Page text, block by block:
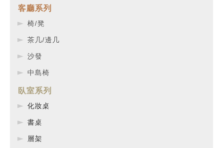
客廳系列
椅/凳
茶几/邊几
沙發
中島椅
臥室系列
化妝桌
書桌
層架